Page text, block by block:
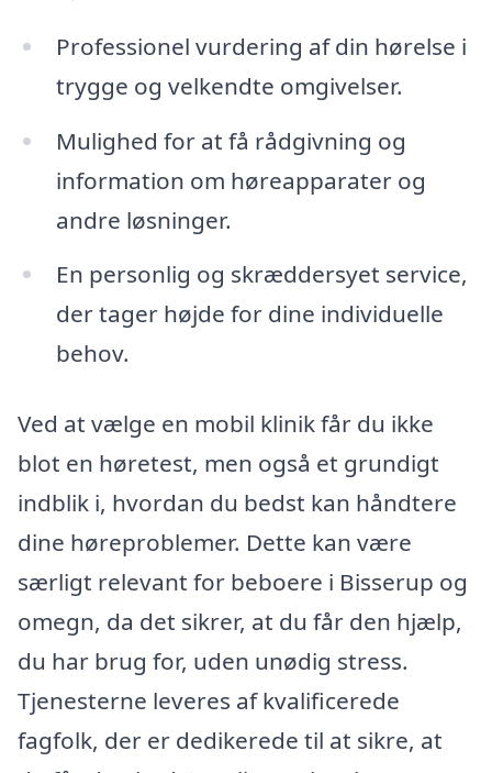
Professionel vurdering af din hørelse i
trygge og velkendte omgivelser.
Mulighed for at få rådgivning og
information om høreapparater og
andre løsninger.
En personlig og skræddersyet service,
der tager højde for dine individuelle
behov.
Ved at vælge en mobil klinik får du ikke
blot en høretest, men også et grundigt
indblik i, hvordan du bedst kan håndtere
dine høreproblemer. Dette kan være
særligt relevant for beboere i Bisserup og
omegn, da det sikrer, at du får den hjælp,
du har brug for, uden unødig stress.
Tjenesterne leveres af kvalificerede
fagfolk, der er dedikerede til at sikre, at